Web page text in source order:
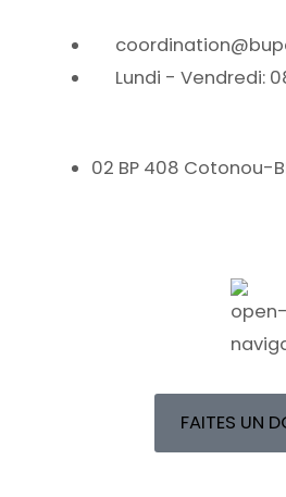
Lundi - Vendredi:
02 BP 408 Cotonou-
FAITES UN